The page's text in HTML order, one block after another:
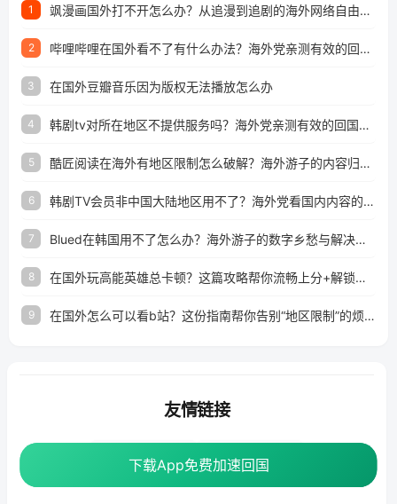
1 飒漫画国外打不开怎么办？从追漫到追剧的海外网络自由之路
2 哔哩哔哩在国外看不了有什么办法？海外党亲测有效的回国加速解决方案
3 在国外豆瓣音乐因为版权无法播放怎么办
4 韩剧tv对所在地区不提供服务吗？海外党亲测有效的回国加速解决方案
5 酷匠阅读在海外有地区限制怎么破解？海外游子的内容归乡路
6 韩剧TV会员非中国大陆地区用不了？海外党看国内内容的加速器选择指南
7 Blued在韩国用不了怎么办？海外游子的数字乡愁与解决方案
8 在国外玩高能英雄总卡顿？这篇攻略帮你流畅上分+解锁国内影音自由
9 在国外怎么可以看b站？这份指南帮你告别“地区限制”的烦恼
下载App免费加速回国
下载App免费加速回国
友情链接